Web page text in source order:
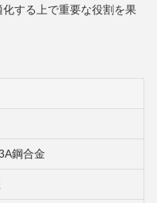
する上で重要な役割を果
鋼合金